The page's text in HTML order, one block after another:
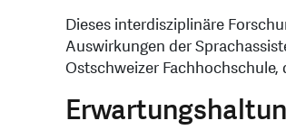
Dieses interdisziplinäre
Auswirkungen der
Ostschweizer